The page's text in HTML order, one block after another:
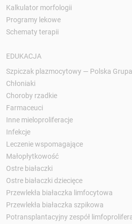
Kalkulator morfologii
Programy lekowe
Schematy terapii
EDUKACJA
Szpiczak plazmocytowy — Polska
Chłoniaki
Choroby rzadkie
Farmaceuci
Inne mieloproliferacje
Infekcje
Leczenie wspomagające
Małopłytkowość
Ostre białaczki
Ostre białaczki dziecięce
Przewlekła białaczka limfocytowa
Przewlekła białaczka szpikowa
Potransplantacyjny zespół